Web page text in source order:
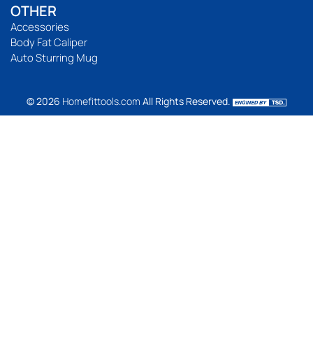
OTHER
Accessories
Body Fat Caliper
Auto Sturring Mug
© 2026 Homefittools.com All Rights Reserved.